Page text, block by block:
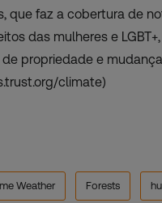
que faz a cobertura de
das mulheres e
de propriedade e
/climate)
Weather Forests